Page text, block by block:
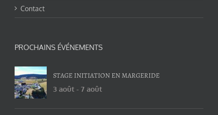
Contact
PROCHAINS ÉVÉNEMENTS
STAGE INITIATION EN MARGERIDE
3 août - 7 août